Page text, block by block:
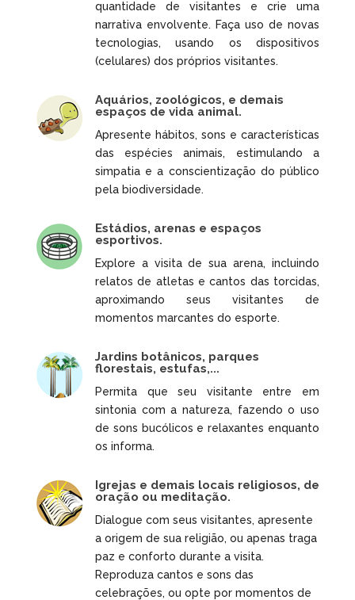
quantidade de visitantes e crie uma
narrativa envolvente. Faça uso de novas
tecnologias, usando os dispositivos
(celulares) dos próprios visitantes.
Aquários, zoológicos, e demais
espaços de vida animal.
Apresente hábitos, sons e características
das espécies animais, estimulando a
simpatia e a conscientização do público
pela biodiversidade.
Estádios, arenas e espaços
esportivos.
Explore a visita de sua arena, incluindo
relatos de atletas e cantos das torcidas,
aproximando seus visitantes de
momentos marcantes do esporte.
Jardins botânicos, parques
florestais, estufas,...
Permita que seu visitante entre em
sintonia com a natureza, fazendo o uso
de sons bucólicos e relaxantes enquanto
os informa.
Igrejas e demais locais religiosos, de
oração ou meditação.
Dialogue com seus visitantes, apresente
a origem de sua religião, ou apenas traga
paz e conforto durante a visita.
Reproduza cantos e sons das
celebrações, ou opte por momentos de